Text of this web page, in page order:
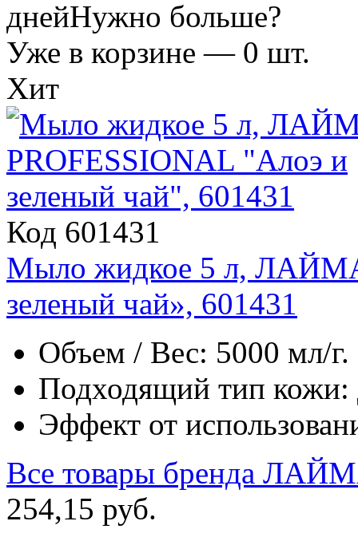
днейНужно больше?
Уже в корзине — 0 шт.
Хит
Код 601431
Мыло жидкое 5 л,
зеленый чай», 601431
Объем / Вес: 5000 мл/г.
Подходящий тип кожи:
Эффект от
Все товары бренда
254,15 руб.